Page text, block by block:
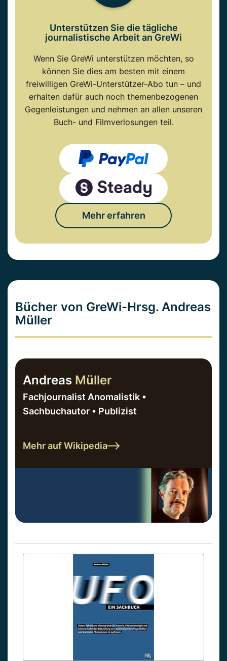
Unterstützen Sie die tägliche
journalistische Arbeit an GreWi
Wenn Sie GreWi unterstützen möchten, so
können Sie dies am besten mit einem
freiwilligen GreWi-Unterstützer-Abo tun – und
erhalten dafür auch noch themenbezogenen
Gegenleistungen und nehmen an allen unseren
Buch- und Filmverlosungen teil.
Mehr erfahren
Bücher von GreWi-Hrsg. Andreas
Müller
Andreas Müller
Fachjournalist Anomalistik •
Sachbuchautor • Publizist
Mehr auf Wikipedia